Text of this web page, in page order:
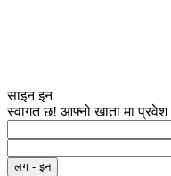
साइन इन
स्वागत छ! आफ्नो खाता मा प्रवेश